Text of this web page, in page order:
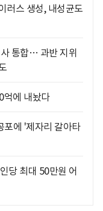
러스 생성, 내성균도
통합… 과반 지위
억에 내놨다
에 '제자리 갈아타
당 최대 50만원 어